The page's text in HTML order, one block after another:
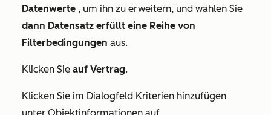
Datenwerte , um ihn zu erweitern, und wählen Sie
dann Datensatz erfüllt eine Reihe von
Filterbedingungen aus.
Klicken Sie auf Vertrag.
Klicken Sie im Dialogfeld Kriterien hinzufügen